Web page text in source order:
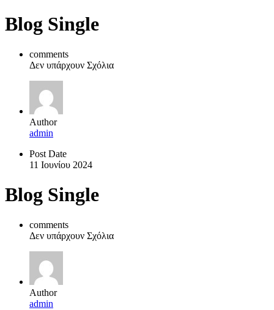
Blog Single
comments
Δεν υπάρχουν Σχόλια
Author
admin
Post Date
11 Ιουνίου 2024
Blog Single
comments
Δεν υπάρχουν Σχόλια
Author
admin